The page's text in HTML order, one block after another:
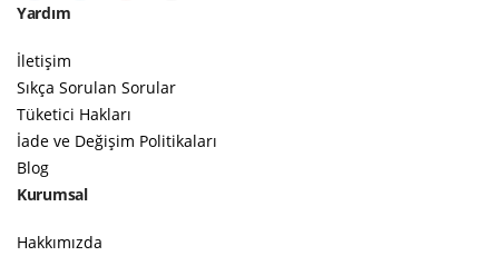
Yardım
İletişim
Sıkça Sorulan Sorular
Tüketici Hakları
İade ve Değişim Politikaları
Blog
Kurumsal
Hakkımızda